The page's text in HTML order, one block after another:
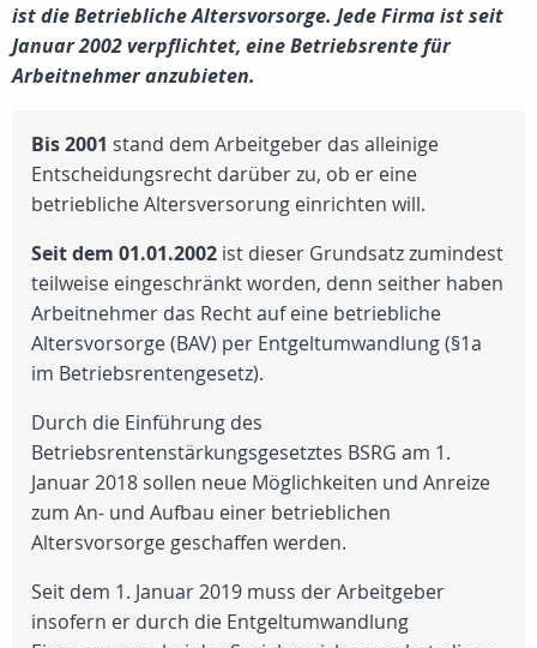
ist die Betriebliche Altersvorsorge. Jede Firma ist seit
Januar 2002 verpflichtet, eine Betriebsrente für
Arbeitnehmer anzubieten.
Bis 2001 stand dem Arbeitgeber das alleinige
Entscheidungsrecht darüber zu, ob er eine
betriebliche Altersversorung einrichten will.
Seit dem 01.01.2002 ist dieser Grundsatz zumindest
teilweise eingeschränkt worden, denn seither haben
Arbeitnehmer das Recht auf eine betriebliche
Altersvorsorge (BAV) per Entgeltumwandlung (§1a
im Betriebsrentengesetz).
Durch die Einführung des
Betriebsrentenstärkungsgesetztes BSRG am 1.
Januar 2018 sollen neue Möglichkeiten und Anreize
zum An- und Aufbau einer betrieblichen
Altersvorsorge geschaffen werden.
Seit dem 1. Januar 2019 muss der Arbeitgeber
insofern er durch die Entgeltumwandlung